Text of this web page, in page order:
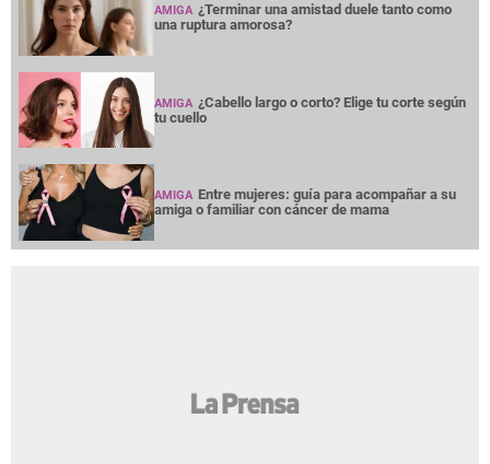
AMIGA ¿Terminar una amistad duele tanto como
una ruptura amorosa?
AMIGA ¿Cabello largo o corto? Elige tu corte según
tu cuello
AMIGA Entre mujeres: guía para acompañar a su
amiga o familiar con cáncer de mama